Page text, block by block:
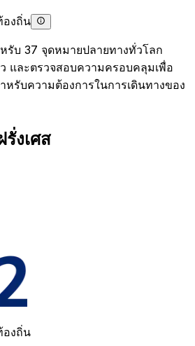
องถิ่น
รับ 37 จุดหมายปลายทางทั่วโลก
และตรวจสอบความครอบคลุมเพื่อ
รับความต้องการในการเดินทางของ
งเศส
องถิ่น